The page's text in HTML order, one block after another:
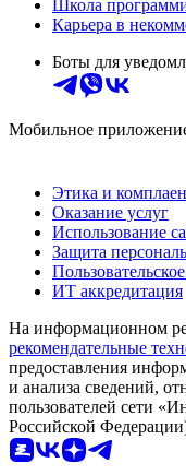
Школа
Карьера в
Боты для
Мобильное
Этика и
Оказание услуг
Использование
Защита
ИТ аккредитация
На информационном
рекомендательные
предоставления
и анализа сведений,
пользователей сети
Российской